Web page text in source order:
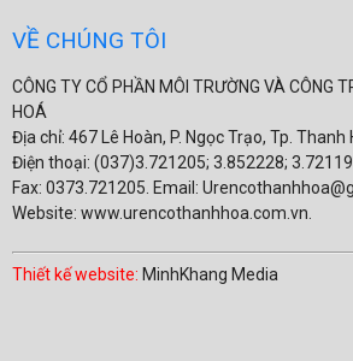
VỀ CHÚNG TÔI
CÔNG TY CỔ PHẦN MÔI TRƯỜNG VÀ CÔNG
HOÁ
Địa chỉ: 467 Lê Hoàn, P. Ngọc Trạo, Tp. Thanh
Điện thoại: (037)3.721205; 3.852228;
Fax: 0373.721205. Email:
Website: www.urencothanhhoa.com.vn.
Thiết kế website: MinhKhang Media